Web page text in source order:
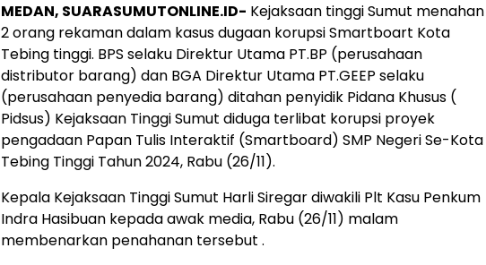
MEDAN, SUARASUMUTONLINE.ID- Kejaksaan tinggi Sumut menahan
2 orang rekaman dalam kasus dugaan korupsi Smartboart Kota
Tebing tinggi. BPS selaku Direktur Utama PT.BP (perusahaan
distributor barang) dan BGA Direktur Utama PT.GEEP selaku
(perusahaan penyedia barang) ditahan penyidik Pidana Khusus (
Pidsus) Kejaksaan Tinggi Sumut diduga terlibat korupsi proyek
pengadaan Papan Tulis Interaktif (Smartboard) SMP Negeri Se-Kota
Tebing Tinggi Tahun 2024, Rabu (26/11).
Kepala Kejaksaan Tinggi Sumut Harli Siregar diwakili Plt Kasu Penkum
Indra Hasibuan kepada awak media, Rabu (26/11) malam
membenarkan penahanan tersebut .